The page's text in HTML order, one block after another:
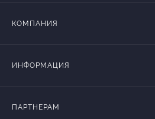
КОМПАНИЯ
ИНФОРМАЦИЯ
ПАРТНЕРАМ